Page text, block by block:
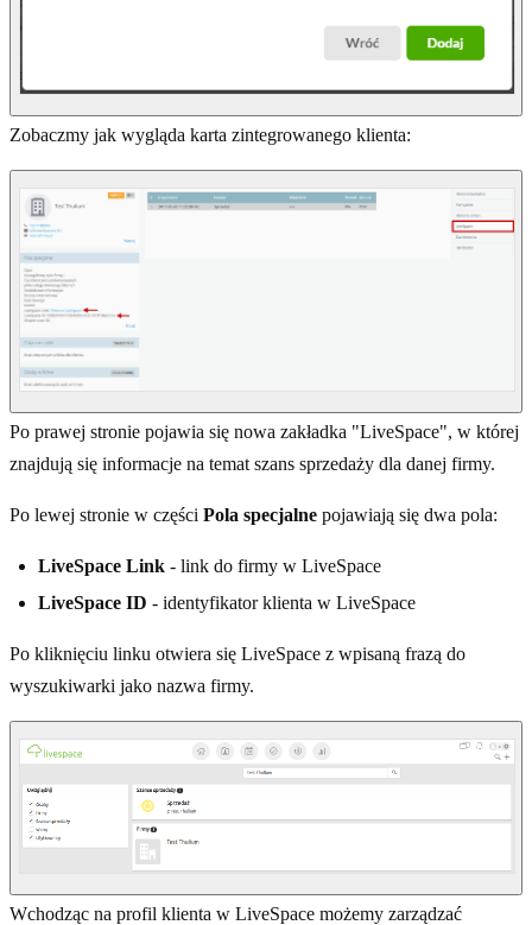
Zobaczmy jak wygląda karta zintegrowanego klienta:
Po prawej stronie pojawia się nowa zakładka "LiveSpace", w której
znajdują się informacje na temat szans sprzedaży dla danej firmy.
Po lewej stronie w części Pola specjalne pojawiają się dwa pola:
LiveSpace Link - link do firmy w LiveSpace
LiveSpace ID - identyfikator klienta w LiveSpace
Po kliknięciu linku otwiera się LiveSpace z wpisaną frazą do
wyszukiwarki jako nazwa firmy.
Wchodząc na profil klienta w LiveSpace możemy zarządzać